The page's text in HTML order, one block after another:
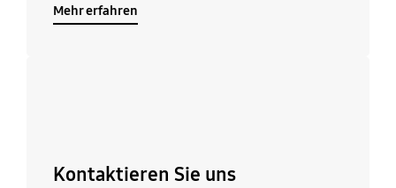
Mehr erfahren
Kontaktieren Sie uns